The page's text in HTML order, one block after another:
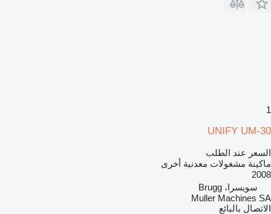
1
UNIFY UM-30
السعر عند الطلب
ماكينة مشغولات معدنية أخرى
2008
سويسرا، Brugg
Muller Machines SA
الاتصال بالبائع